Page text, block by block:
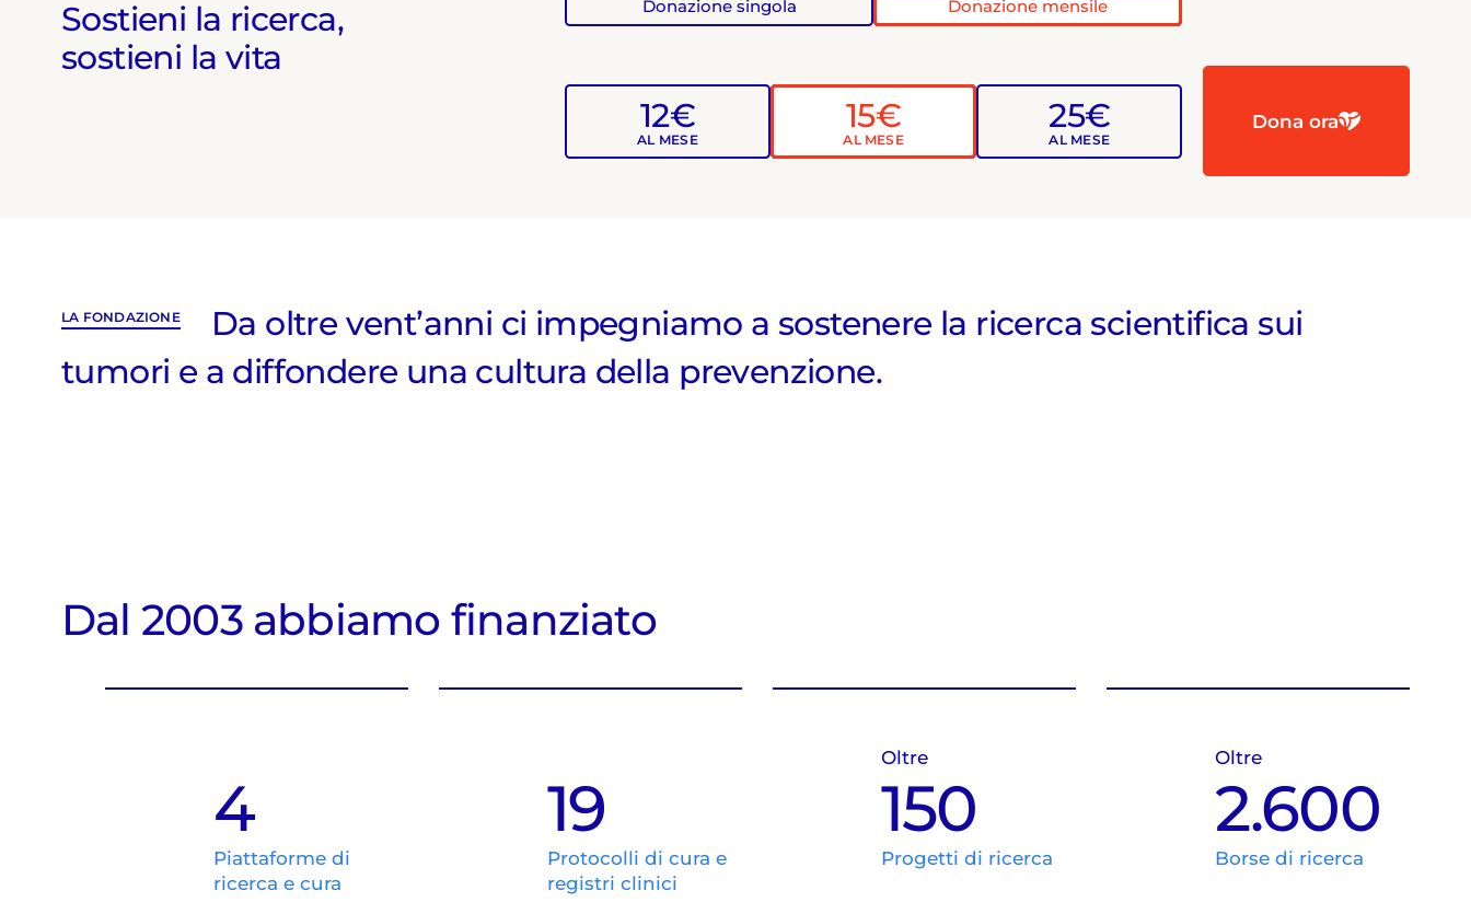
Sostieni la ricerca,
sostieni la vita
Donazione singola Donazione mensile
12€
AL MESE
15€
AL MESE
25€
AL MESE
Dona ora
LA FONDAZIONE
Da oltre vent’anni ci impegniamo a sostenere la ricerca scientifica sui
tumori e a diffondere una cultura della prevenzione.
Dal 2003 abbiamo finanziato
4
Piattaforme di
ricerca e cura
19
Protocolli di cura e
registri clinici
Oltre
150
Progetti di ricerca
Oltre
2.600
Borse di ricerca